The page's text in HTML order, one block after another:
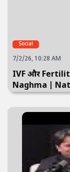
Social
7/2/26, 10:28 AM
IVF और
Naghma |